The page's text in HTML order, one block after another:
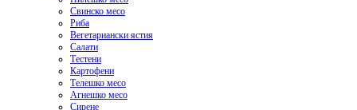
Свинско месо
Риба
Вегетариански ястия
Салати
Тестени
Картофени
Телешко месо
Агнешко месо
Сирене